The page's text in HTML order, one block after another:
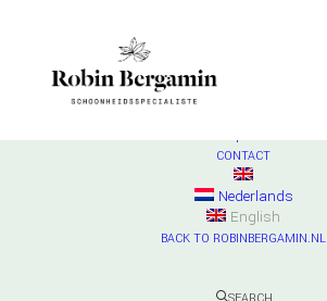
HURRAW
Check products
CONTACT
Nederlands
English
BACK TO ROBINBERGAMIN.NL